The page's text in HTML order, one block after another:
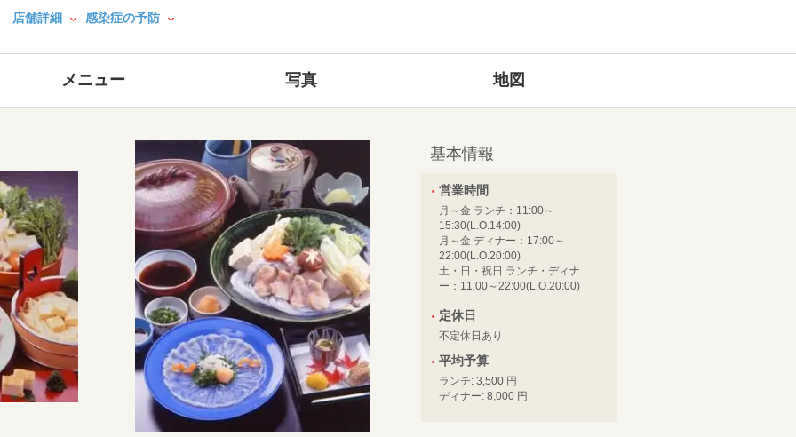
店舗詳細
感染症の予防
メニュー 写真 地図
基本情報
営業時間
月～金 ランチ：11:00～
15:30(L.O.14:00)
月～金 ディナー：17:00～
22:00(L.O.20:00)
土・日・祝日 ランチ・ディナ
ー：11:00～22:00(L.O.20:00)
定休日
不定休日あり
平均予算
ランチ: 3,500 円
ディナー: 8,000 円